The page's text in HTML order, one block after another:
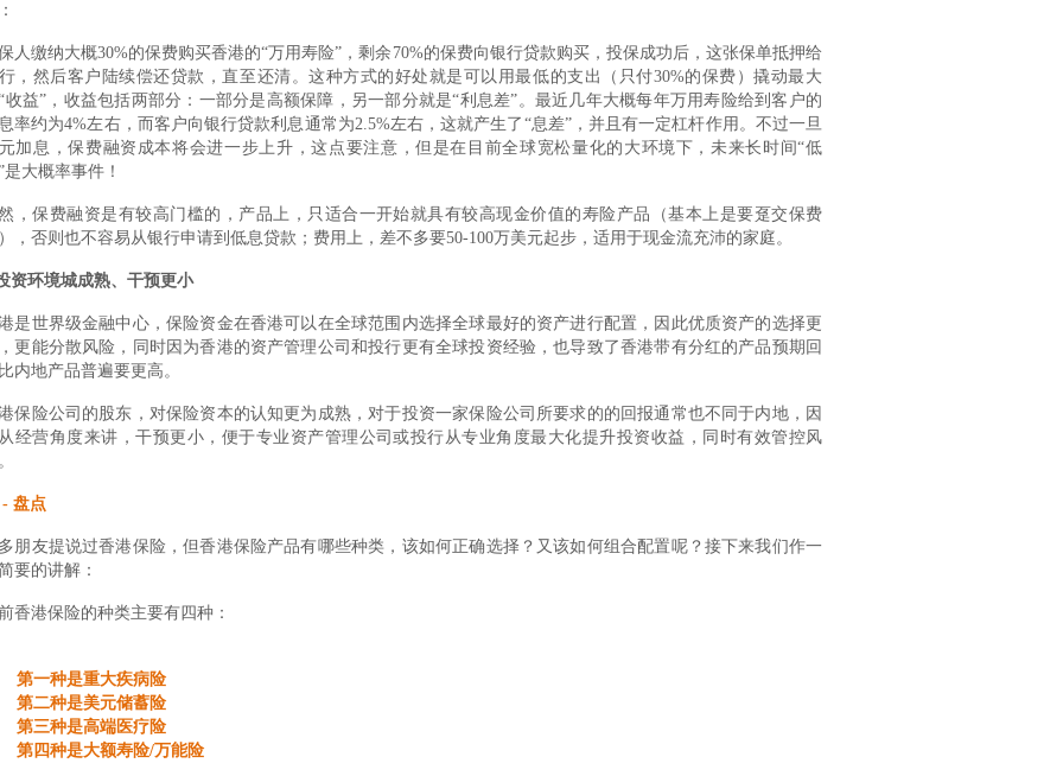
人缴纳大概30%的保费购买香港的“万用寿险”，剩余70%的保费向银行贷款购买，投保成功后，这张保单抵押给
，然后客户陆续偿还贷款，直至还清。这种方式的好处就是可以用最低的支出（只付30%的保费）撬动最大
收益”，收益包括两部分：一部分是高额保障，另一部分就是“利息差”。最近几年大概每年万用寿险给到客户的
率约为4%左右，而客户向银行贷款利息通常为2.5%左右，这就产生了“息差”，并且有一定杠杆作用。不过一旦
加息，保费融资成本将会进一步上升，这点要注意，但是在目前全球宽松量化的大环境下，未来长时间“低
是大概率事件！
，保费融资是有较高门槛的，产品上，只适合一开始就具有较高现金价值的寿险产品（基本上是要趸交保费
，否则也不容易从银行申请到低息贷款；费用上，差不多要50-100万美元起步，适用于现金流充沛的家庭。
资环境城成熟、干预更小
是世界级金融中心，保险资金在香港可以在全球范围内选择全球最好的资产进行配置，因此优质资产的选择更
更能分散风险，同时因为香港的资产管理公司和投行更有全球投资经验，也导致了香港带有分红的产品预期回
内地产品普遍要更高。
保险公司的股东，对保险资本的认知更为成熟，对于投资一家保险公司所要求的的回报通常也不同于内地，因
经营角度来讲，干预更小，便于专业资产管理公司或投行从专业角度最大化提升投资收益，同时有效管控风
- 盘点
朋友提说过香港保险，但香港保险产品有哪些种类，该如何正确选择？又该如何组合配置呢？接下来我们作一
要的讲解：
香港保险的种类主要有四种：
第一种是重大疾病险
第二种是美元储蓄险
第三种是高端医疗险
第四种是大额寿险/万能险